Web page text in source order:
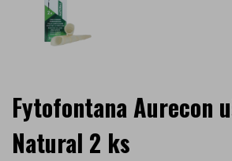
Fytofontana Aurecon
Natural 2 ks